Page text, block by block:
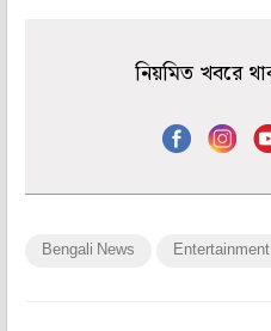
নিয়মিত খবরে
Bengali News